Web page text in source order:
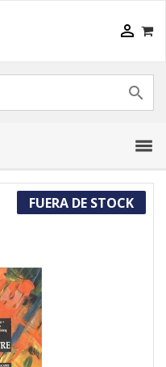


FUERA DE STOCK